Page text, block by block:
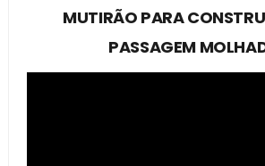
MUTIRÃO PARA
PASSAGEM